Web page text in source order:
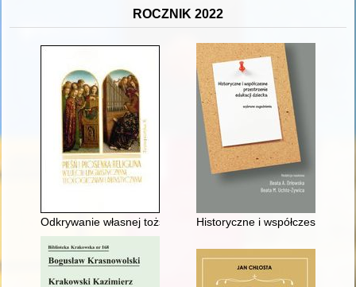
ROCZNIK 2022
Odkrywanie własnej tożsamości : sacrum i profanum w cyklu
Historyczne i współczesne